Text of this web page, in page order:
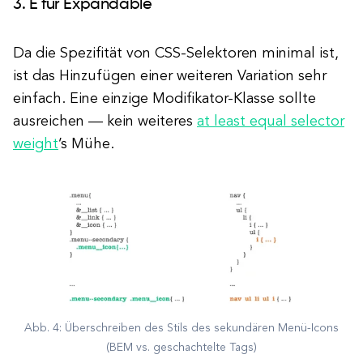
3. E für Expandable
Da die Spezifität von CSS-Selektoren minimal ist,
ist das Hinzufügen einer weiteren Variation sehr
einfach. Eine einzige Modifikator-Klasse sollte
ausreichen — kein weiteres at least equal selector
weight’s Mühe.
Abb. 4: Überschreiben des Stils des sekundären Menü-Icons
(BEM vs. geschachtelte Tags)